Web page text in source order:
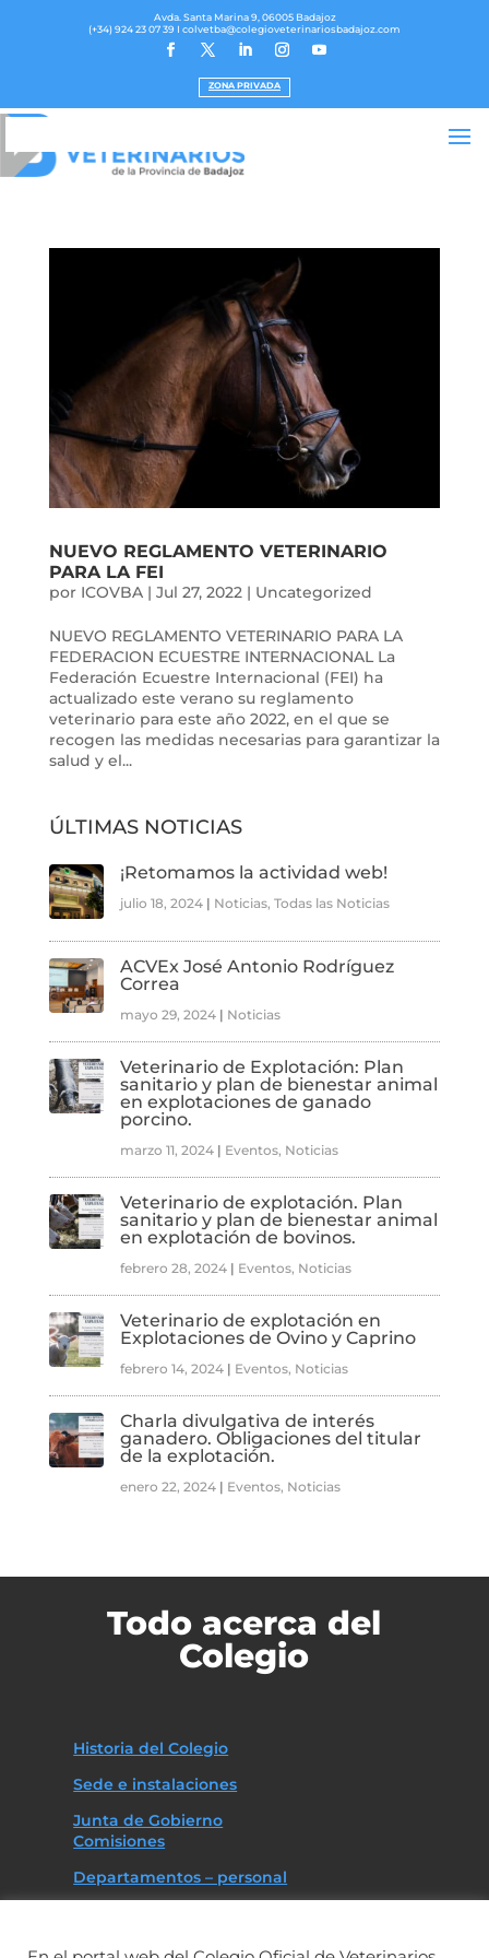
Avda. Santa Marina 9, 06005 Badajoz
(+34) 924 23 07 39 I colvetba@colegioveterinariosbadajoz.com
ZONA PRIVADA
NUEVO REGLAMENTO VETERINARIO
PARA LA FEI
por ICOVBA| Jul 27, 2022| Uncategorized
NUEVO REGLAMENTO VETERINARIO PARA LA
FEDERACION ECUESTRE INTERNACIONAL La
Federación Ecuestre Internacional (FEI) ha
actualizado este verano su reglamento
veterinario para este año 2022, en el que se
recogen las medidas necesarias para garantizar la
salud y el...
ÚLTIMAS NOTICIAS
¡Retomamos la actividad web!
julio 18, 2024| Noticias, Todas las Noticias
ACVEx José Antonio Rodríguez
Correa
mayo 29, 2024| Noticias
Veterinario de Explotación: Plan
sanitario y plan de bienestar animal
en explotaciones de ganado
porcino.
marzo 11, 2024| Eventos, Noticias
Veterinario de explotación. Plan
sanitario y plan de bienestar animal
en explotación de bovinos.
febrero 28, 2024| Eventos, Noticias
Veterinario de explotación en
Explotaciones de Ovino y Caprino
febrero 14, 2024| Eventos, Noticias
Charla divulgativa de interés
ganadero. Obligaciones del titular
de la explotación.
enero 22, 2024| Eventos, Noticias
Todo acerca del
Colegio
Historia del Colegio
Sede e instalaciones
Junta de Gobierno
Comisiones
Departamentos – personal